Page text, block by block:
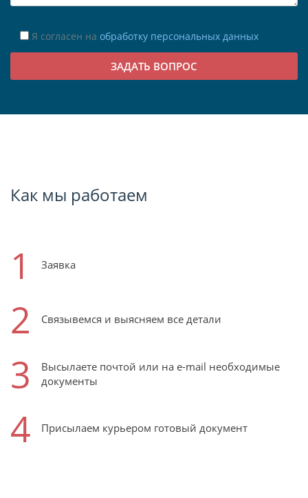
Я согласен на обработку персональных данных
Как мы работаем
1 Заявка
2 Связывемся и выясняем все детали
3
Высылаете почтой или на e-mail необходимые
документы
4 Присылаем курьером готовый документ